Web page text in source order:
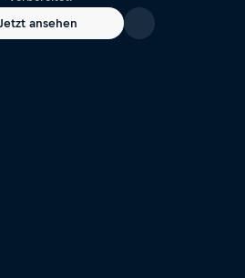
Jetzt ansehen